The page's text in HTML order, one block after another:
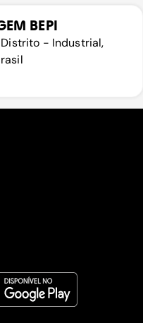
BEPI
Distrito - Industrial,